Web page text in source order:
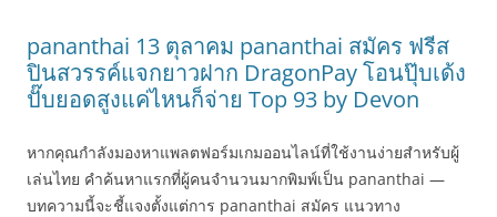
pananthai 13 ตุลาคม pananthai สมัคร ฟรีส
ปินสวรรค์แจกยาวฝาก DragonPay โอนปุ๊บเด้ง
ปั๊บยอดสูงแค่ไหนก็จ่าย Top 93 by Devon
หากคุณกำลังมองหาแพลตฟอร์มเกมออนไลน์ที่ใช้งานง่ายสำหรับผู้
เล่นไทย คำค้นหาแรกที่ผู้คนจำนวนมากพิมพ์เป็น pananthai —
บทความนี้จะชี้แจงตั้งแต่การ pananthai สมัคร แนวทาง